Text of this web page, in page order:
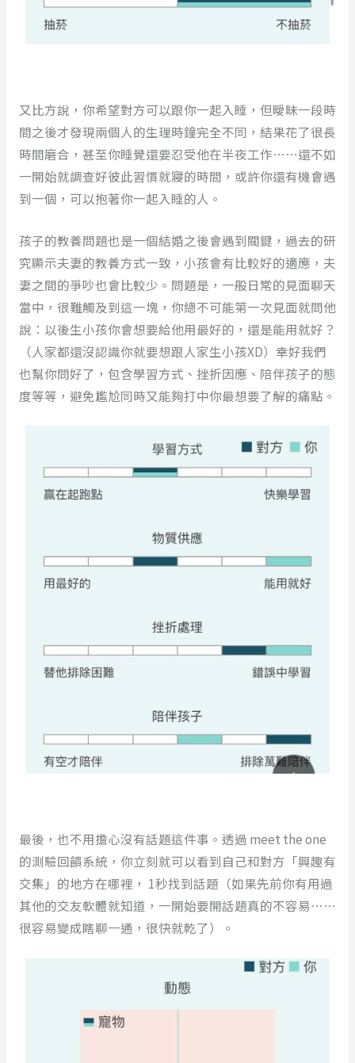
又比方說，你希望對方可以跟你一起入睡，但曖昧一段時
間之後才發現兩個人的生理時鐘完全不同，結果花了很長
時間磨合，甚至你睡覺還要忍受他在半夜工作⋯⋯還不如
一開始就調查好彼此習慣就寢的時間，或許你還有機會遇
到一個，可以抱著你一起入睡的人。
孩子的教養問題也是一個結婚之後會遇到關鍵，過去的研
究顯示夫妻的教養方式一致，小孩會有比較好的適應，夫
妻之間的爭吵也會比較少。問題是，一般日常的見面聊天
當中，很難觸及到這一塊，你總不可能第一次見面就問他
說：以後生小孩你會想要給他用最好的，還是能用就好？
（人家都還沒認識你就要想跟人家生小孩XD）幸好我們
也幫你問好了，包含學習方式、挫折因應、陪伴孩子的態
度等等，避免尷尬同時又能夠打中你最想要了解的痛點。
最後，也不用擔心沒有話題這件事。透過 meet the one
的測驗回饋系統，你立刻就可以看到自己和對方「興趣有
交集」的地方在哪裡， 1秒找到話題（如果先前你有用過
其他的交友軟體就知道，一開始要開話題真的不容易⋯⋯
很容易變成瞎聊一通，很快就乾了）。